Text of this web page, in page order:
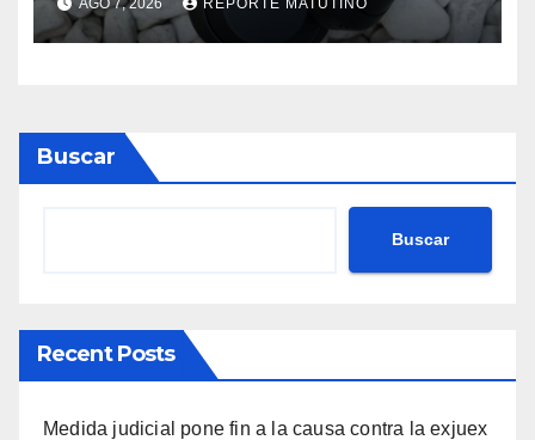
AGO 7, 2026 REPORTE MATUTINO
Buscar
Buscar
Recent Posts
Medida judicial pone fin a la causa contra la exjuex